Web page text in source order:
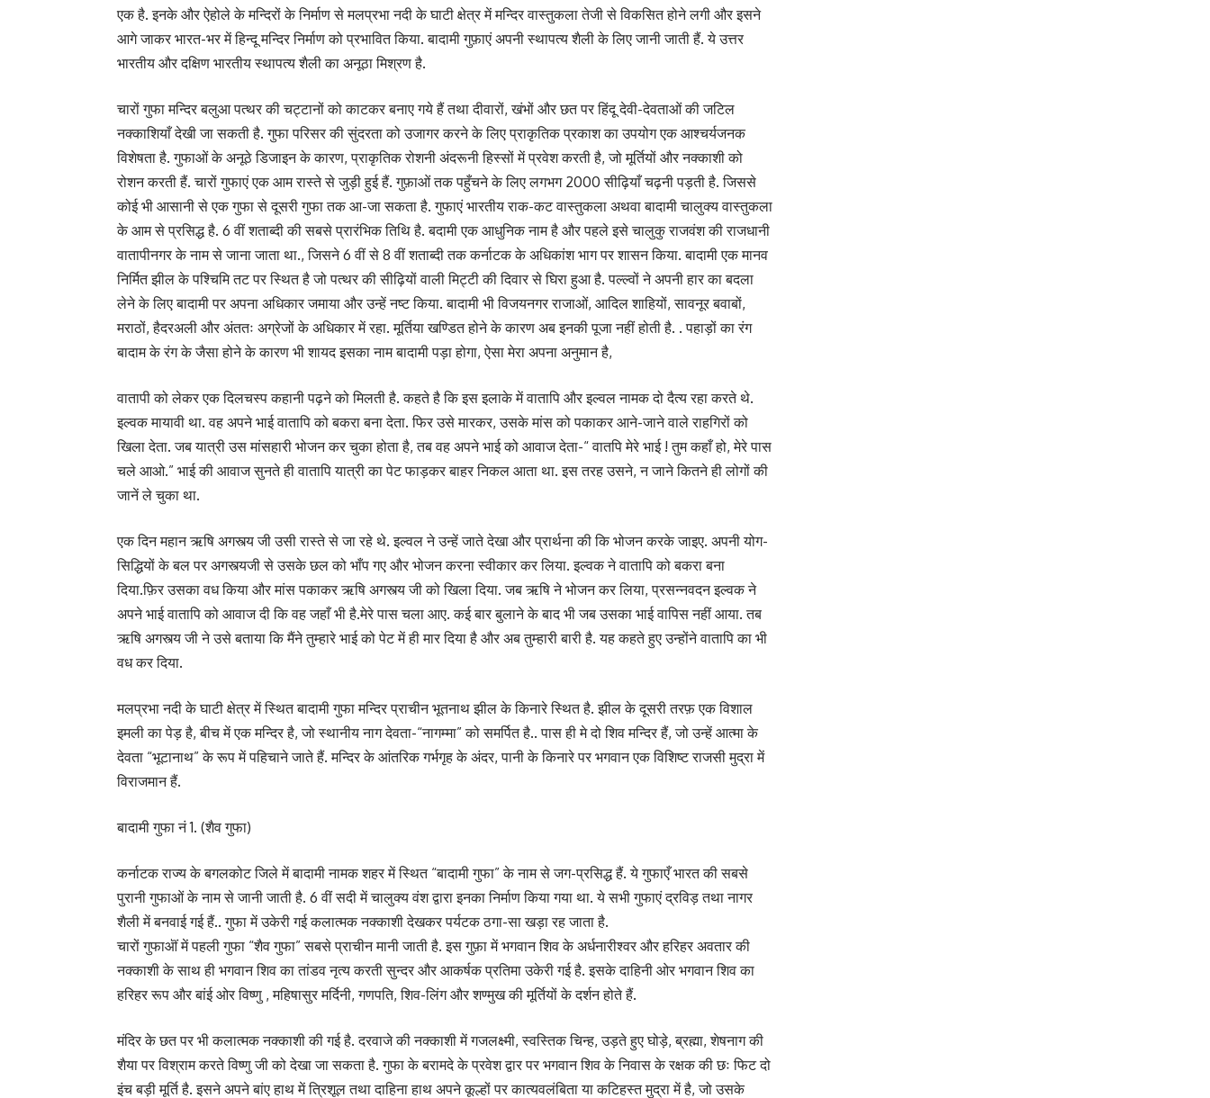
एक है. इनके और ऐहोले के मन्दिरों के निर्माण से मलप्रभा नदी के घाटी क्षेत्र में मन्दिर वास्तुकला तेजी से विकसित होने लगी और इसने
आगे जाकर भारत-भर में हिन्दू मन्दिर निर्माण को प्रभावित किया. बादामी गुफ़ाएं अपनी स्थापत्य शैली के लिए जानी जाती हैं. ये उत्तर
भारतीय और दक्षिण भारतीय स्थापत्य शैली का अनूठा मिश्रण है.
चारों गुफा मन्दिर बलुआ पत्थर की चट्टानों को काटकर बनाए गये हैं तथा दीवारों, खंभों और छत पर हिंदू देवी-देवताओं की जटिल
नक्काशियाँ देखी जा सकती है. गुफा परिसर की सुंदरता को उजागर करने के लिए प्राकृतिक प्रकाश का उपयोग एक आश्चर्यजनक
विशेषता है. गुफाओं के अनूठे डिजाइन के कारण, प्राकृतिक रोशनी अंदरूनी हिस्सों में प्रवेश करती है, जो मूर्तियों और नक्काशी को
रोशन करती हैं. चारों गुफाएं एक आम रास्ते से जुड़ी हुई हैं. गुफ़ाओं तक पहुँचने के लिए लगभग 2000 सीढ़ियाँ चढ़नी पड़ती है. जिससे
कोई भी आसानी से एक गुफा से दूसरी गुफा तक आ-जा सकता है. गुफाएं भारतीय राक-कट वास्तुकला अथवा बादामी चालुक्य वास्तुकला
के आम से प्रसिद्ध है. 6 वीं शताब्दी की सबसे प्रारंभिक तिथि है. बदामी एक आधुनिक नाम है और पहले इसे चालुकु राजवंश की राजधानी
वातापीनगर के नाम से जाना जाता था., जिसने 6 वीं से 8 वीं शताब्दी तक कर्नाटक के अधिकांश भाग पर शासन किया. बादामी एक मानव
निर्मित झील के पश्चिमि तट पर स्थित है जो पत्थर की सीढ़ियों वाली मिट्टी की दिवार से घिरा हुआ है. पल्ल्वों ने अपनी हार का बदला
लेने के लिए बादामी पर अपना अधिकार जमाया और उन्हें नष्ट किया. बादामी भी विजयनगर राजाओं, आदिल शाहियों, सावनूर बवाबों,
मराठों, हैदरअली और अंततः अग्रेजों के अधिकार में रहा. मूर्तिया खण्डित होने के कारण अब इनकी पूजा नहीं होती है. . पहाड़ों का रंग
बादाम के रंग के जैसा होने के कारण भी शायद इसका नाम बादामी पड़ा होगा, ऐसा मेरा अपना अनुमान है,
वातापी को लेकर एक दिलचस्प कहानी पढ़ने को मिलती है. कहते है कि इस इलाके में वातापि और इल्वल नामक दो दैत्य रहा करते थे.
इल्वक मायावी था. वह अपने भाई वातापि को बकरा बना देता. फिर उसे मारकर, उसके मांस को पकाकर आने-जाने वाले राहगिरों को
खिला देता. जब यात्री उस मांसहारी भोजन कर चुका होता है, तब वह अपने भाई को आवाज देता-“ वातपि मेरे भाई ! तुम कहाँ हो, मेरे पास
चले आओ.” भाई की आवाज सुनते ही वातापि यात्री का पेट फाड़कर बाहर निकल आता था. इस तरह उसने, न जाने कितने ही लोगों की
जानें ले चुका था.
एक दिन महान ऋषि अगस्त्य जी उसी रास्ते से जा रहे थे. इल्वल ने उन्हें जाते देखा और प्रार्थना की कि भोजन करके जाइए. अपनी योग-
सिद्धियों के बल पर अगस्त्यजी से उसके छल को भाँप गए और भोजन करना स्वीकार कर लिया. इल्वक ने वातापि को बकरा बना
दिया.फ़िर उसका वध किया और मांस पकाकर ऋषि अगस्त्य जी को खिला दिया. जब ऋषि ने भोजन कर लिया, प्रसन्नवदन इल्वक ने
अपने भाई वातापि को आवाज दी कि वह जहाँ भी है.मेरे पास चला आए. कई बार बुलाने के बाद भी जब उसका भाई वापिस नहीं आया. तब
ऋषि अगस्त्य जी ने उसे बताया कि मैंने तुम्हारे भाई को पेट में ही मार दिया है और अब तुम्हारी बारी है. यह कहते हुए उन्होंने वातापि का भी
वध कर दिया.
मलप्रभा नदी के घाटी क्षेत्र में स्थित बादामी गुफा मन्दिर प्राचीन भूतनाथ झील के किनारे स्थित है. झील के दूसरी तरफ़ एक विशाल
इमली का पेड़ है, बीच में एक मन्दिर है, जो स्थानीय नाग देवता-“नागम्मा” को समर्पित है.. पास ही मे दो शिव मन्दिर हैं, जो उन्हें आत्मा के
देवता “भूटानाथ” के रूप में पहिचाने जाते हैं. मन्दिर के आंतरिक गर्भगृह के अंदर, पानी के किनारे पर भगवान एक विशिष्ट राजसी मुद्रा में
विराजमान हैं.
बादामी गुफा नं 1. (शैव गुफा)
कर्नाटक राज्य के बगलकोट जिले में बादामी नामक शहर में स्थित “बादामी गुफा” के नाम से जग-प्रसिद्ध हैं. ये गुफाएँ भारत की सबसे
पुरानी गुफाओं के नाम से जानी जाती है. 6 वीं सदी में चालुक्य वंश द्वारा इनका निर्माण किया गया था. ये सभी गुफाएं द्रविड़ तथा नागर
शैली में बनवाई गई हैं.. गुफा में उकेरी गई कलात्मक नक्काशी देखकर पर्यटक ठगा-सा खड़ा रह जाता है.
चारों गुफाऒं में पहली गुफा “शैव गुफा” सबसे प्राचीन मानी जाती है. इस गुफ़ा में भगवान शिव के अर्धनारीश्वर और हरिहर अवतार की
नक्काशी के साथ ही भगवान शिव का तांडव नृत्य करती सुन्दर और आकर्षक प्रतिमा उकेरी गई है. इसके दाहिनी ओर भगवान शिव का
हरिहर रूप और बांई ओर वि‍ष्णु , महि‍षासुर मर्दिनी, गणपति, शिव-लिंग और शण्मुख की मूर्तियों के दर्शन होते हैं.
मंदिर के छत पर भी कलात्मक नक्काशी की गई है. दरवाजे की नक्काशी में गजलक्ष्मी, स्वस्तिक चिन्ह, उड़ते हुए घोड़े, ब्रह्मा, शे‍षनाग की
शैया पर विश्राम करते वि‍ष्णु जी को देखा जा सकता है. गुफा के बरामदे के प्रवेश द्वार पर भगवान शिव के निवास के रक्षक की छः फिट दो
इंच बड़ी मूर्ति है. इसने अपने बांए हाथ में त्रिशूल तथा दाहिना हाथ अपने कूल्हों पर कात्यवलंबिता या कटिहस्त मुद्रा में है, जो उसके